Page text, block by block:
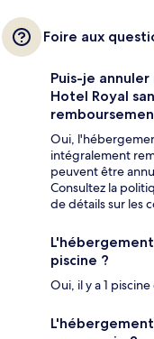
Foire aux
Puis-je
Hotel Royal
Oui,
intégralement
peuvent être
Consultez la
de détails sur les
piscine ?
Oui, il y a 1